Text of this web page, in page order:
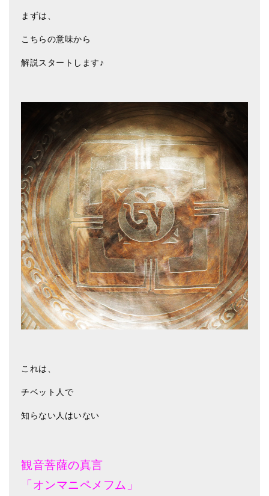
まずは、
こちらの意味から
解説スタートします♪
これは、
チベット人で
知らない人はいない
観音菩薩の真言
「オンマニペメフム」